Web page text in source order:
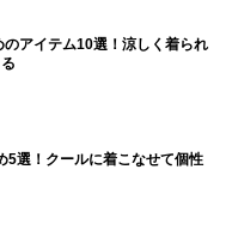
アイテム10選！涼しく着られ
5選！クールに着こなせて個性